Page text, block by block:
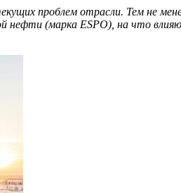
проблем отрасли. Тем не
нефти (марка ESPO), на что